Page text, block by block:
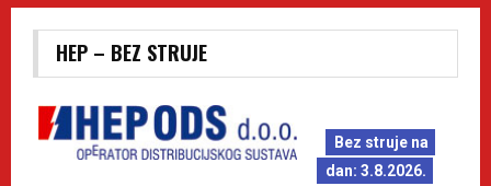
HEP – BEZ STRUJE
Bez struje na
dan: 3.8.2026.